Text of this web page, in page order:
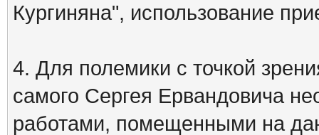
Кургиняна", использование
4. Для полемики с точкой
самого Сергея Ервандовича
работами, помещенными на